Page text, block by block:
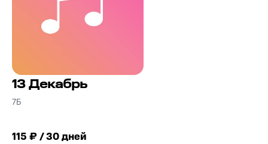
13 Декабрь
7Б
115 ₽ / 30 дней